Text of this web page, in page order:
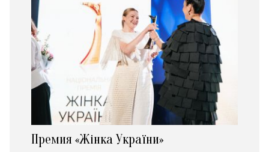
Премия «Жінка України»